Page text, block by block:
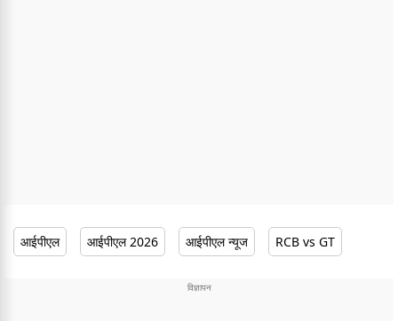
आईपीएल आईपीएल 2026 आईपीएल न्यूज RCB vs GT